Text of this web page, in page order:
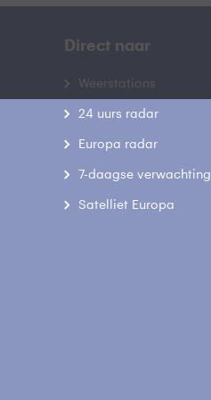
Direct naar
Weerstations
24 uurs radar
Europa radar
7-daagse verwachting
Satelliet Europa